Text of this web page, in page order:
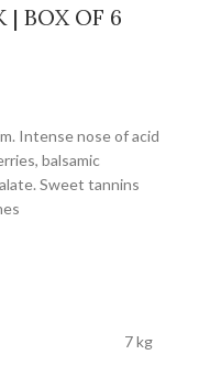
| BOX OF 6
Intense nose of acid
balsamic
Sweet tannins
7 kg